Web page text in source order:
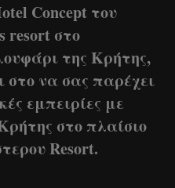
Concept του
resort στο
της Κρήτης,
στο να σας παρέχει
εμπειρίες με
στο πλαίσιο
Resort.